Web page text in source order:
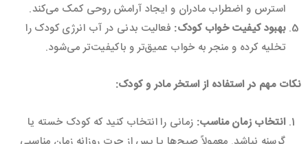
استرس و اضطراب مادران و ایجاد آرامش روحی کمک می‌کند.
بهبود کیفیت خواب کودک: فعالیت بدنی در آب انرژی کودک را
تخلیه کرده و منجر به خواب عمیق‌تر و باکیفیت‌تر می‌شود.
نکات مهم در استفاده از استخر مادر و کودک:
انتخاب زمان مناسب: زمانی را انتخاب کنید که کودک خسته یا